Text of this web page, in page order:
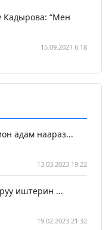
Кадырова: “Мен
15.09.2021 6:18
адам наараз...
13.03.2023 19:22
иштерин ...
19.02.2023 21:32